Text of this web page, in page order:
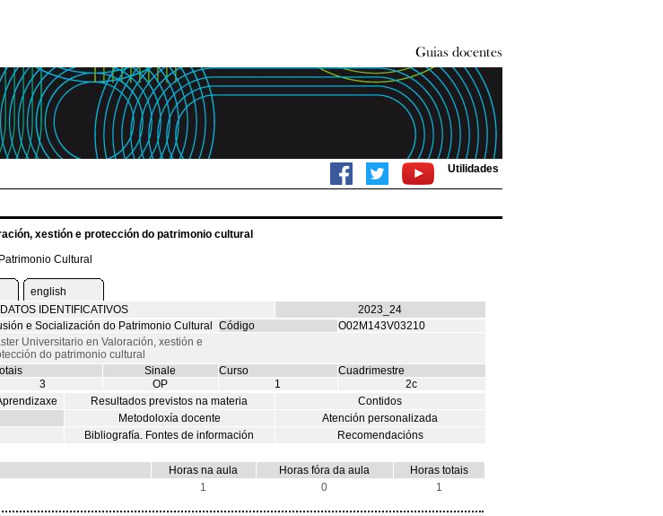
Utilidades
xestión e protección do patrimonio cultural
Cultural
english
DATOS IDENTIFICATIVOS
2023_24
e Socialización do Patrimonio Cultural Código
O02M143V03210
Universitario en Valoración, xestión e
do patrimonio cultural
Sinale Curso
Cuadrimestre
3
OP 1
2c
Resultados previstos na materia
Contidos
Metodoloxía docente
Atención personalizada
Bibliografía. Fontes de información
Recomendacións
Horas na aula
Horas fóra da aula
Horas totais
1 0 1